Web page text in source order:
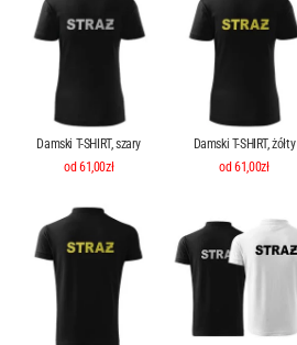
Damski T-SHIRT, szary
od 61,00zł
Damski T-SHIRT, żółty
od 61,00zł